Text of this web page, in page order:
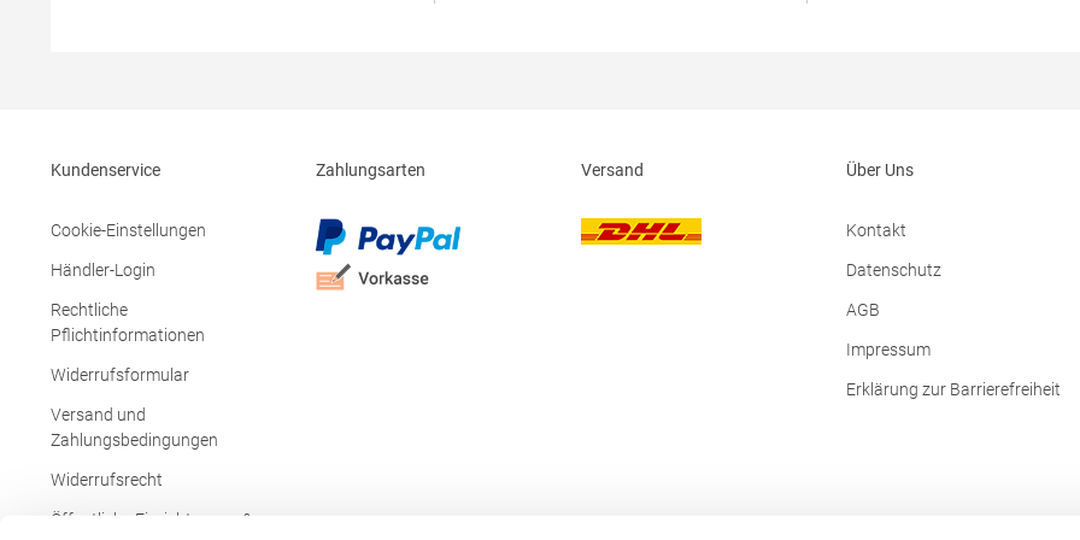
40472 Düsseldorf Deutschland E-Mail:
Kundenservice
Cookie-Einstellungen
Händler-Login
Rechtliche
Pflichtinformationen
Widerrufsformular
Versand und
Zahlungsbedingungen
Widerrufsrecht
Öffentliche Einrichtungen &
Zahlungsarten Versand Über Uns
Kontakt
Datenschutz
AGB
Impressum
Erklärung zur Barrierefreiheit